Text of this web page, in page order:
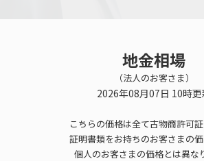
地金相場
（法人のお客さま）
2026年08月07日 10時更
こちらの価格は全て古物商許可
証明書類をお持ちのお客さまの価
個人のお客さまの価格とは異な